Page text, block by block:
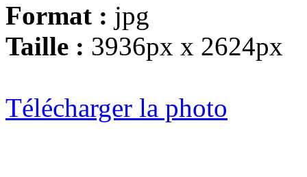
Format : jpg
Taille : 3936px x 2624px
Télécharger la photo